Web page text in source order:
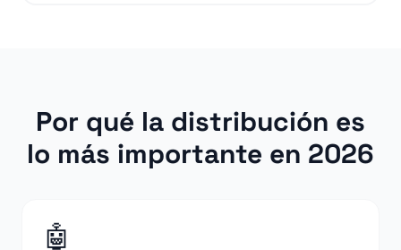
Por qué la distribución es
lo más importante en 2026
🤖